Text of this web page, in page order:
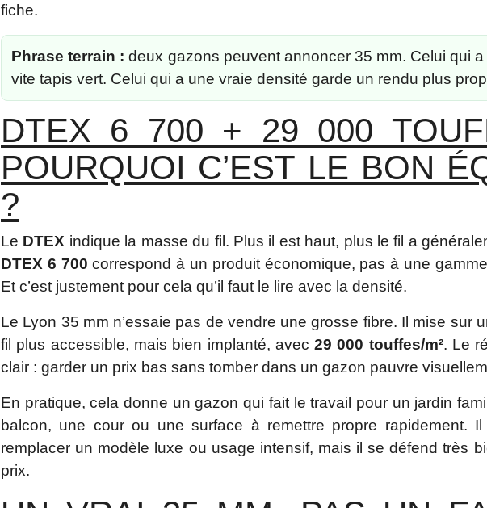
fiche.
Phrase terrain : deux gazons peuvent annoncer 35 mm. Celui qui
vite tapis vert. Celui qui a une vraie densité garde un rendu plus
DTEX 6 700 + 29 000
POURQUOI C’EST LE BON
?
Le DTEX indique la masse du fil. Plus il est haut, plus le fil a
DTEX 6 700 correspond à un produit économique, pas à une
Et c’est justement pour cela qu’il faut le lire avec la densité.
Le Lyon 35 mm n’essaie pas de vendre une grosse fibre. Il mise sur
fil plus accessible, mais bien implanté, avec29 000 touffes/m². Le
clair : garder un prix bas sans tomber dans un gazon pauvre
En pratique, cela donne un gazon qui fait le travail pour un jardin
balcon, une cour ou une surface à remettre propre rapidement.
remplacer un modèle luxe ou usage intensif, mais il se défend très
prix.